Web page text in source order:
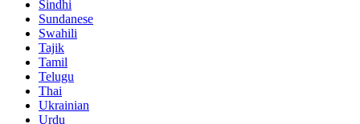
Sindhi
Sundanese
Swahili
Tajik
Tamil
Telugu
Thai
Ukrainian
Urdu